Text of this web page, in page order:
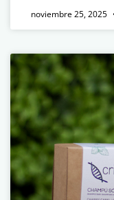
noviembre 25, 2025